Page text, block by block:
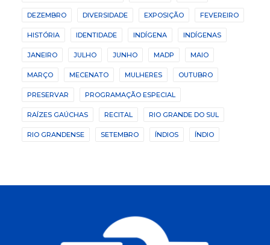
DEZEMBRO DIVERSIDADE EXPOSIÇÃO FEVEREIRO
HISTÓRIA IDENTIDADE INDÍGENA INDÍGENAS
JANEIRO JULHO JUNHO MADP MAIO
MARÇO MECENATO MULHERES OUTUBRO
PRESERVAR PROGRAMAÇÃO ESPECIAL
RAÍZES GAÚCHAS RECITAL RIO GRANDE DO SUL
RIO GRANDENSE SETEMBRO ÍNDIOS ÍNDIO